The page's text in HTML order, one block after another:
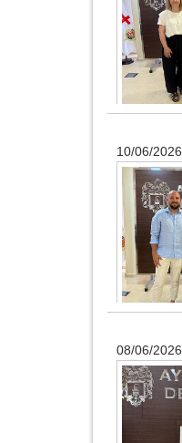
10/06/2026
08/06/2026